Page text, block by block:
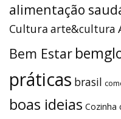
alimentação
Cultura arte&cultura
Bem Estar
práticas brasil
boas ideias Cozinha